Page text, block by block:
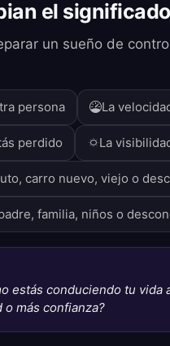
el significado
un sueño de
persona La
perdido La
carro nuevo, viejo o
familia, niños o
estás conduciendo tu vida
más confianza?